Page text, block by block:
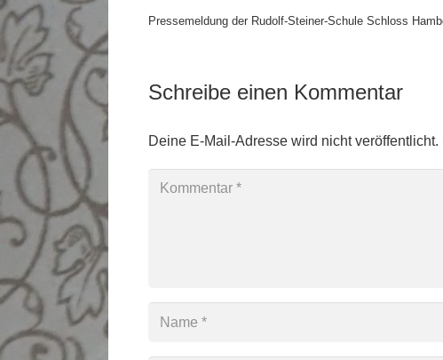
Pressemeldung der Rudolf-Steiner-Schule Schloss
Schreibe einen Kommentar
Deine E-Mail-Adresse wird nicht veröffentlicht.